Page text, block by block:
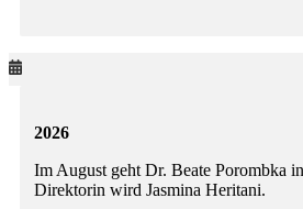
2026
Im August geht Dr. Beate Porombka
Direktorin wird Jasmina Heritani.